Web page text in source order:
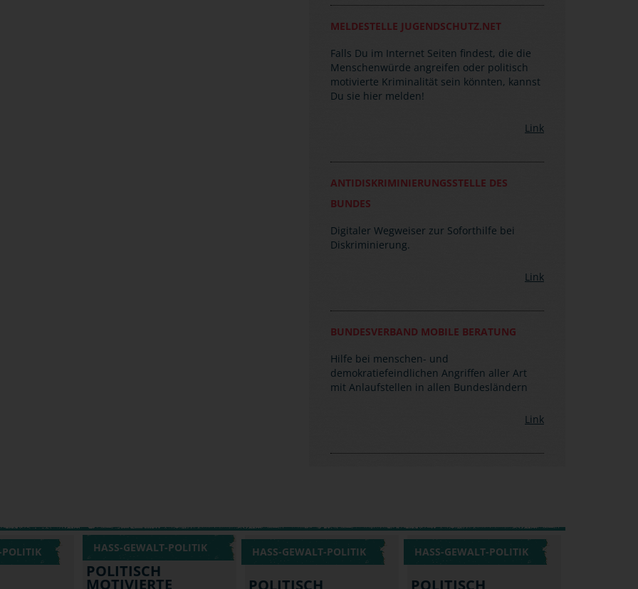
Falls Du im Internet Seiten findest, die die
Menschenwürde angreifen oder politisch
motivierte Kriminalität sein könnten, kannst
Digitaler Wegweiser zur Soforthilfe bei
Hilfe bei menschen- und
demokratiefeindlichen Angriffen aller Art
HASS-GEWALT-POLITIK
POLITISCH
HASS-GEWALT-POLITIK HASS-GEWALT-POLITIK